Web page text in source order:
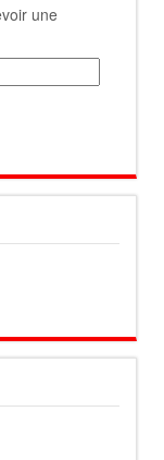
une